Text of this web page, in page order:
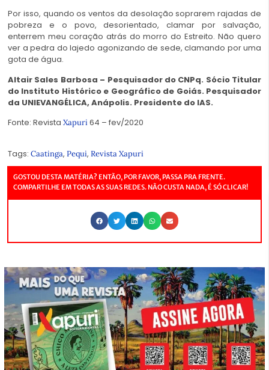
Por isso, quando os ventos da desolação soprarem rajadas de
pobreza e o povo, desorientado, clamar por salvação,
enterrem meu coração atrás do morro do Estreito. Não quero
ver a pedra do lajedo agonizando de sede, clamando por uma
gota de água.
Altair Sales Barbosa – Pesquisador do CNPq. Sócio Titular
do Instituto Histórico e Geográfico de Goiás. Pesquisador
da UNIEVANGÉLICA, Anápolis. Presidente do IAS.
Fonte: Revista Xapuri64 – fev/2020
Tags: Caatinga, Pequi, Revista Xapuri
GOSTOU DESTA MATÉRIA? ENTÃO, POR FAVOR, PASSA PRA FRENTE.
COMPARTILHE EM TODAS AS SUAS REDES. NÃO CUSTA NADA, É SÓ CLICAR!